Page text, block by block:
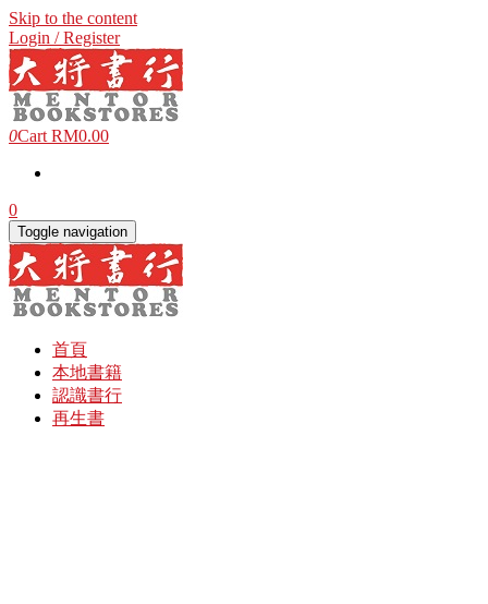
Skip to the content
Login / Register
0Cart RM0.00
0
Toggle navigation
首頁
本地書籍
認識書行
再生書